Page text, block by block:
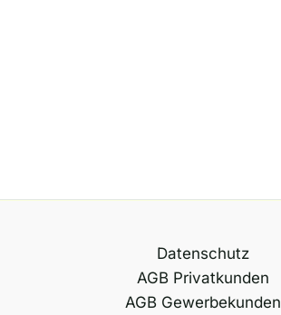
Datenschutz
AGB Privatkunden
AGB Gewerbekunden